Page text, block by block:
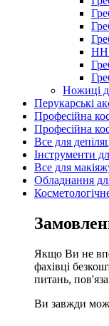
HH
Ножиці
Перукарські
Професійна
Професійна
Все для
Інструменти
Все для
Обладнання
Якщо Ви не
фахівці
питань,
Ви завжди